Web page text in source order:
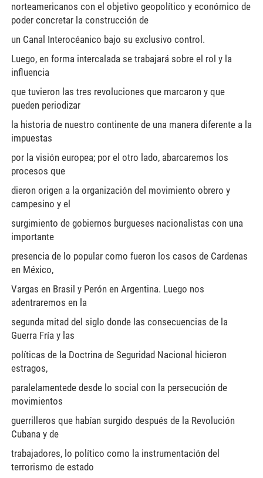
norteamericanos con el objetivo geopolítico y económico de
poder concretar la construcción de
un Canal Interocéanico bajo su exclusivo control.
Luego, en forma intercalada se trabajará sobre el rol y la
influencia
que tuvieron las tres revoluciones que marcaron y que
pueden periodizar
la historia de nuestro continente de una manera diferente a la
impuestas
por la visión europea; por el otro lado, abarcaremos los
procesos que
dieron origen a la organización del movimiento obrero y
campesino y el
surgimiento de gobiernos burgueses nacionalistas con una
importante
presencia de lo popular como fueron los casos de Cardenas
en México,
Vargas en Brasil y Perón en Argentina. Luego nos
adentraremos en la
segunda mitad del siglo donde las consecuencias de la
Guerra Fría y las
políticas de la Doctrina de Seguridad Nacional hicieron
estragos,
paralelamentede desde lo social con la persecución de
movimientos
guerrilleros que habían surgido después de la Revolución
Cubana y de
trabajadores, lo político como la instrumentación del
terrorismo de estado